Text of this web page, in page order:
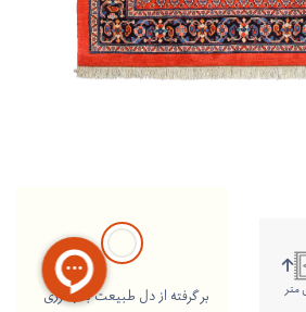
بر گرفته از دل طبیعت با رنگرزی